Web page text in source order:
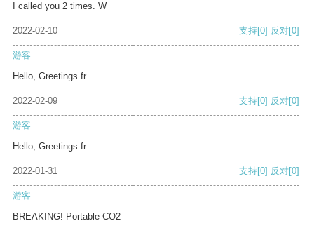
I called you 2 times. W
2022-02-10 支持[0] 反对[0]
游客
Hello, Greetings fr
2022-02-09 支持[0] 反对[0]
游客
Hello, Greetings fr
2022-01-31 支持[0] 反对[0]
游客
BREAKING! Portable CO2